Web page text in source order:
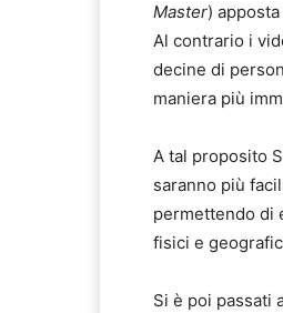
Master)
Al contrario i
decine di
maniera più
A tal proposito
saranno più
permettendo di
fisici e
Si è poi passati